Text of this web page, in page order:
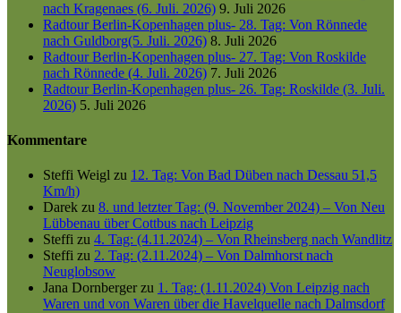
nach Kragenaes (6. Juli. 2026) 9. Juli 2026
Radtour Berlin-Kopenhagen plus- 28. Tag: Von Rönnede
nach Guldborg(5. Juli. 2026) 8. Juli 2026
Radtour Berlin-Kopenhagen plus- 27. Tag: Von Roskilde
nach Rönnede (4. Juli. 2026) 7. Juli 2026
Radtour Berlin-Kopenhagen plus- 26. Tag: Roskilde (3. Juli.
2026) 5. Juli 2026
Kommentare
Steffi Weigl zu 12. Tag: Von Bad Düben nach Dessau 51,5
Km/h)
Darek zu 8. und letzter Tag: (9. November 2024) – Von Neu
Lübbenau über Cottbus nach Leipzig
Steffi zu 4. Tag: (4.11.2024) – Von Rheinsberg nach Wandlitz
Steffi zu 2. Tag: (2.11.2024) – Von Dalmhorst nach
Neuglobsow
Jana Dornbergerzu 1. Tag: (1.11.2024) Von Leipzig nach
Waren und von Waren über die Havelquelle nach Dalmsdorf